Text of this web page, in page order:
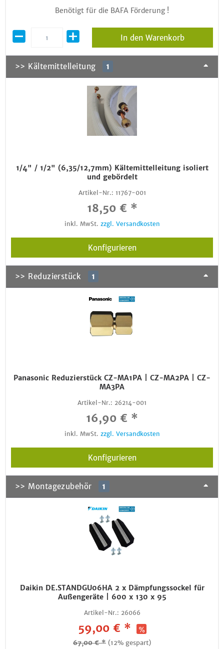
Benötigt für die BAFA Förderung !
In den Warenkorb
>> Kältemittelleitung 1
1/4" / 1/2" (6,35/12,7mm) Kältemittelleitung isoliert
und gebördelt
Artikel-Nr.: 11767-001
18,50 € *
inkl. MwSt. zzgl. Versandkosten
Konfigurieren
>> Reduzierstück 1
Panasonic Reduzierstück CZ-MA1PA | CZ-MA2PA | CZ-
MA3PA
Artikel-Nr.: 26214-001
16,90 € *
inkl. MwSt. zzgl. Versandkosten
Konfigurieren
>> Montagezubehör 1
Daikin DE.STANDGU06HA 2 x Dämpfungssockel für
Außengeräte | 600 x 130 x 95
Artikel-Nr.: 26066
59,00 € *
67,00 € * (12% gespart)